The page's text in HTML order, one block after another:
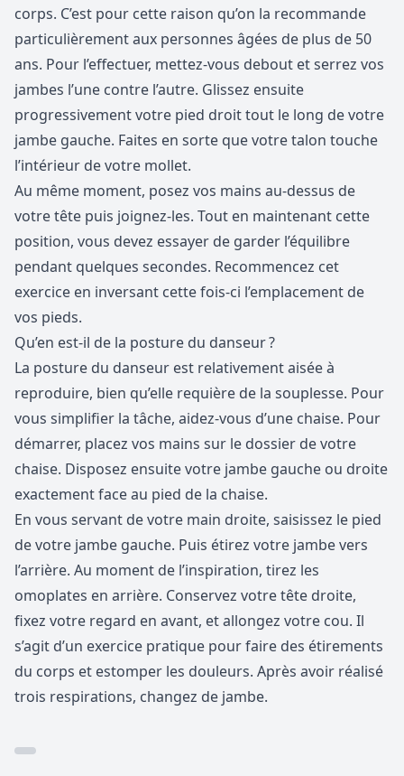
corps. C’est pour cette raison qu’on la recommande
particulièrement aux personnes âgées de plus de 50
ans. Pour l’effectuer, mettez-vous debout et serrez vos
jambes l’une contre l’autre. Glissez ensuite
progressivement votre pied droit tout le long de votre
jambe gauche. Faites en sorte que votre talon touche
l’intérieur de votre mollet.
Au même moment, posez vos mains au-dessus de
votre tête puis joignez-les. Tout en maintenant cette
position, vous devez essayer de garder l’équilibre
pendant quelques secondes. Recommencez cet
exercice en inversant cette fois-ci l’emplacement de
vos pieds.
Qu’en est-il de la posture du danseur ?
La posture du danseur est relativement aisée à
reproduire, bien qu’elle requière de la souplesse. Pour
vous simplifier la tâche, aidez-vous d’une chaise. Pour
démarrer, placez vos mains sur le dossier de votre
chaise. Disposez ensuite votre jambe gauche ou droite
exactement face au pied de la chaise.
En vous servant de votre main droite, saisissez le pied
de votre jambe gauche. Puis étirez votre jambe vers
l’arrière. Au moment de l’inspiration, tirez les
omoplates en arrière. Conservez votre tête droite,
fixez votre regard en avant, et allongez votre cou. Il
s’agit d’un exercice pratique pour faire des étirements
du corps et estomper les douleurs. Après avoir réalisé
trois respirations, changez de jambe.